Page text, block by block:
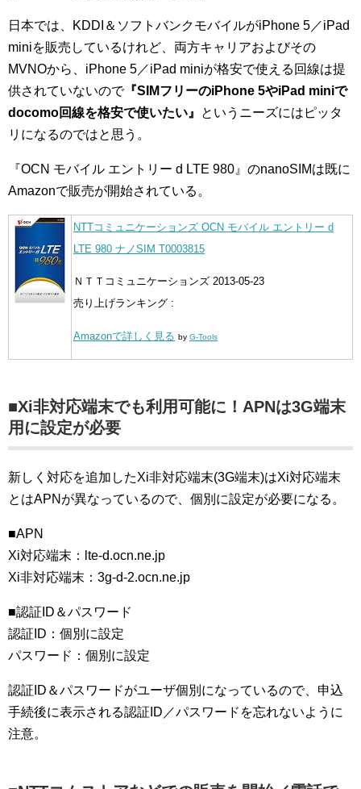
日本では、KDDI＆ソフトバンクモバイルがiPhone 5／iPad
miniを販売しているけれど、両方キャリアおよびその
MVNOから、iPhone 5／iPad miniが格安で使える回線は提
供されていないので『SIMフリーのiPhone 5やiPad miniで
docomo回線を格安で使いたい』
というニーズにはピッタ
リになるのではと思う。
『OCN モバイル エントリー d LTE 980』のnanoSIMは既に
Amazonで販売が開始されている。
NTTコミュニケーションズ OCN モバイル エントリー d
LTE 980 ナノSIM T0003815
ＮＴＴコミュニケーションズ 2013-05-23
売り上げランキング :
Amazonで詳しく見る by G-Tools
■Xi非対応端末でも利用可能に！APNは3G端末
用に設定が必要
新しく対応を追加したXi非対応端末(3G端末)はXi対応端末
とはAPNが異なっているので、個別に設定が必要になる。
■APN
Xi対応端末：lte-d.ocn.ne.jp
Xi非対応端末：3g-d-2.ocn.ne.jp
■認証ID＆パスワード
認証ID：個別に設定
パスワード：個別に設定
認証ID＆パスワードがユーザ個別になっているので、申込
手続後に表示される認証ID／パスワードを忘れないように
注意。